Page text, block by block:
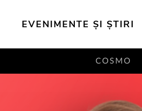
EVENIMENTE ȘI ȘTIRI
COSMO